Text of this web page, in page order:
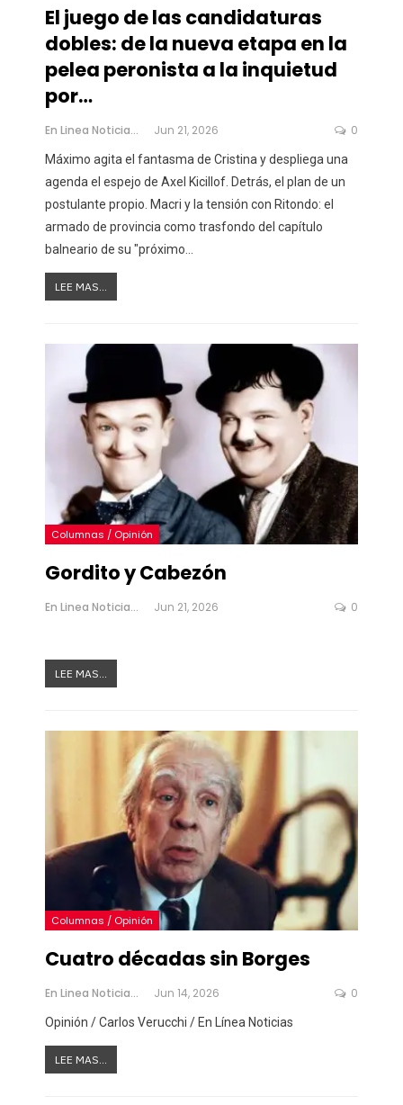
El juego de las candidaturas
dobles: de la nueva etapa en la
pelea peronista a la inquietud
por…
En Linea Noticias Jun 21, 2026 0
Máximo agita el fantasma de Cristina y despliega una
agenda el espejo de Axel Kicillof. Detrás, el plan de un
postulante propio. Macri y la tensión con Ritondo: el
armado de provincia como trasfondo del capítulo
balneario de su "próximo
LEE MAS...
Columnas / Opinión
Gordito y Cabezón
En Linea Noticias Jun 21, 2026 0
LEE MAS...
Columnas / Opinión
Cuatro décadas sin Borges
En Linea Noticias Jun 14, 2026 0
Opinión / Carlos Verucchi / En Línea Noticias
LEE MAS...